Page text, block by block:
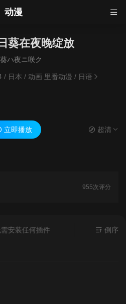
动漫
葵在夜晚绽放
ハ夜ニ咲ク
/ 日本 / 动画 里番动漫/ 日语
立即播放 超清
955次评分
装任何插件 倒序